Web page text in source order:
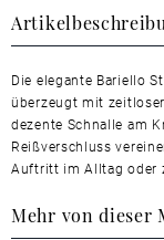
Die elegante Bariello
überzeugt mit
dezente Schnalle am
Reißverschluss
Auftritt im Alltag oder
Mehr von dieser